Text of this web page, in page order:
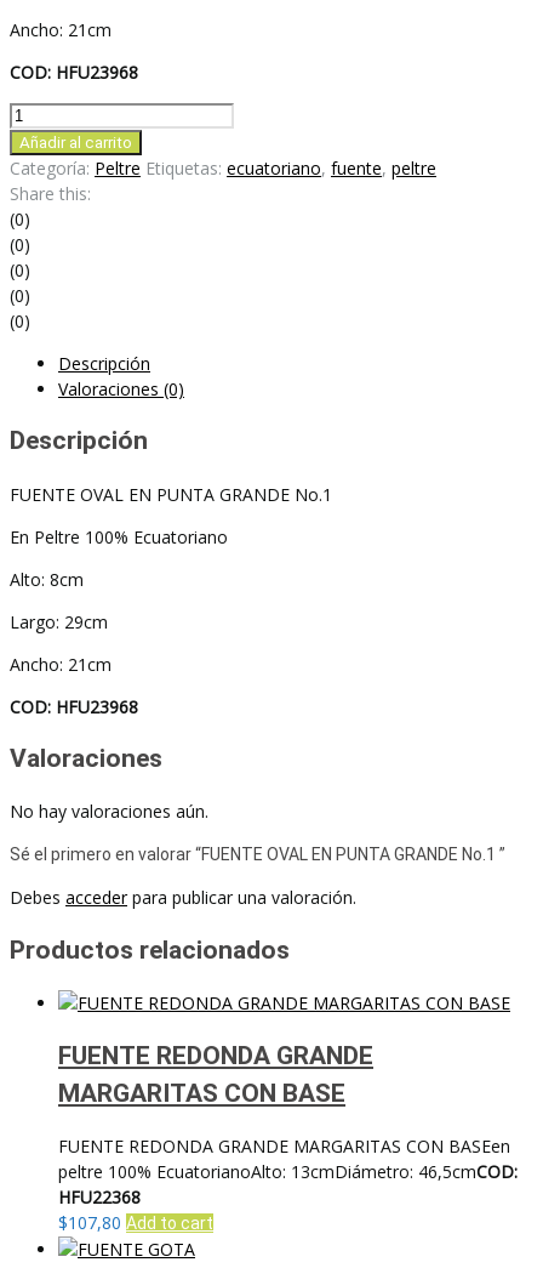
Ancho: 21cm
COD: HFU23968
FUENTE
OVAL
EN
PUNTA
GRANDE
No.1
cantidad
Añadir al carrito
Categoría: Peltre Etiquetas: ecuatoriano, fuente, peltre
Share this:
(0)
(0)
(0)
(0)
(0)
Descripción
Valoraciones (0)
Descripción
FUENTE OVAL EN PUNTA GRANDE No.1
En Peltre 100% Ecuatoriano
Alto: 8cm
Largo: 29cm
Ancho: 21cm
COD: HFU23968
Valoraciones
No hay valoraciones aún.
Sé el primero en valorar “FUENTE OVAL EN PUNTA GRANDE No.1 ”
Debes accederpara publicar una valoración.
Productos relacionados
FUENTE REDONDA GRANDE
MARGARITAS CON BASE
FUENTE REDONDA GRANDE MARGARITAS CON BASEen
peltre 100% EcuatorianoAlto: 13cmDiámetro: 46,5cmCOD:
HFU22368
$107,80 Add to cart